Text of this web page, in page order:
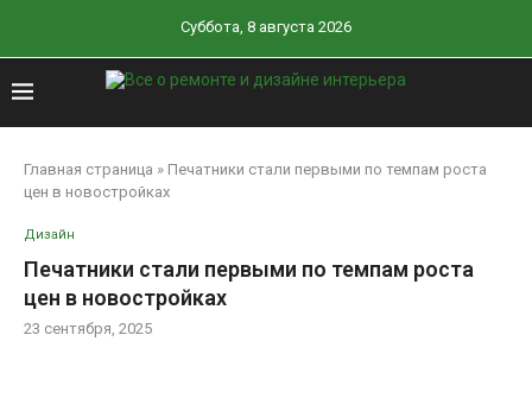
Суббота, 8 августа 2026
Главная страница » Печатники стали первыми по темпам роста
цен в новостройках
Дизайн
Печатники стали первыми по темпам роста
цен в новостройках
23 сентября, 2025